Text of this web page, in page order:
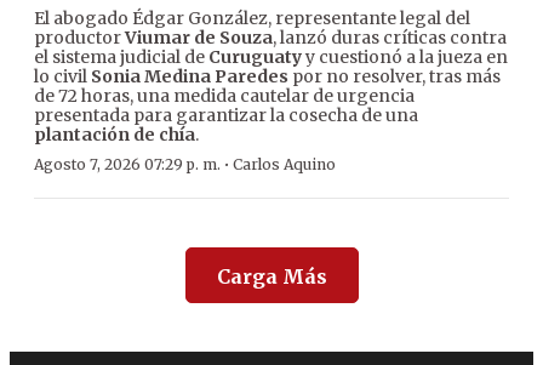
El abogado Édgar González, representante legal del
productorViumar de Souza, lanzó duras críticas contra
el sistema judicial de Curuguatyy cuestionó a la jueza en
lo civil Sonia Medina Paredes por no resolver, tras más
de 72 horas, una medida cautelar de urgencia
presentada para garantizar la cosecha de una
plantación de chía.
Agosto 7, 2026 07:29 p. m. · Carlos Aquino
Carga Más